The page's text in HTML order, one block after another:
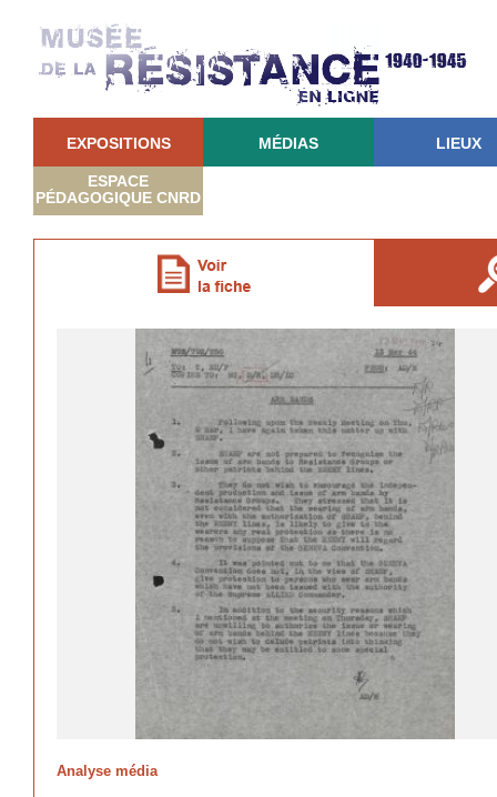
EXPOSITIONS MÉDIAS LIEUX
ESPACE
PÉDAGOGIQUE CNRD
Analyse média